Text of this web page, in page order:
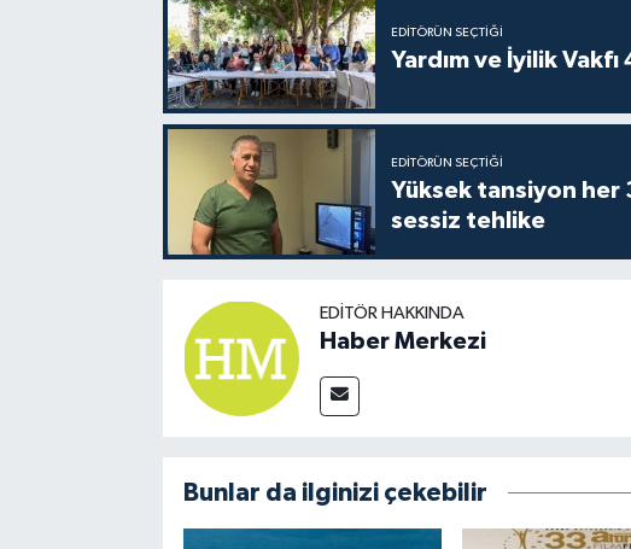
EDITÖRÜN SEÇTIĞI
Yardım ve İyilik Vakfı
EDITÖRÜN SEÇTIĞI
Yüksek tansiyon
sessiz tehlike
EDITÖR HAKKINDA
Haber Merkezi
Bunlar da ilginizi çekebilir